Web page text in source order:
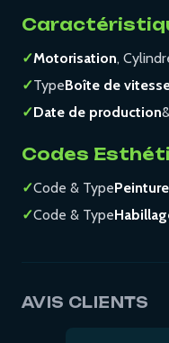
✓Motorisation,
✓TypeBoîte de
✓Date de production
Codes
✓Code & Type
✓Code & Type
AVIS CLIENTS